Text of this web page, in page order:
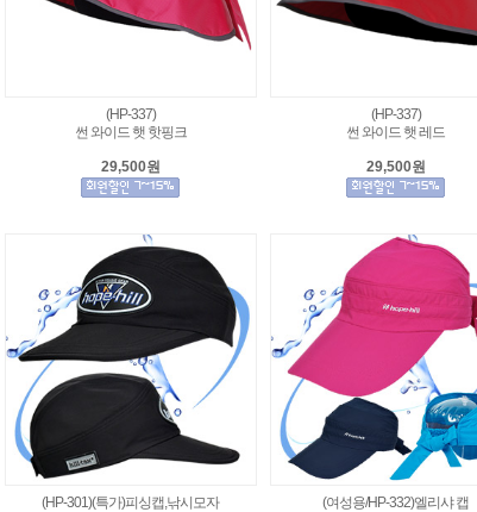
(HP-337)
썬 와이드 햇 핫핑크
29,500원
(HP-337)
썬 와이드 햇 레드
29,500원
(HP-301)(특가)피싱캡,낚시모자 (여성용/HP-332)엘리샤 캡